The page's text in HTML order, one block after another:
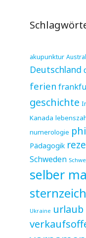
akupunktur
Deutschland
ferien
geschichte
Kanada
numerologie
Pädagogik
Schweden
selber
Ukraine urlaub